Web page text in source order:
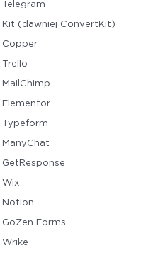
Telegram
Kit (dawniej ConvertKit)
Copper
Trello
MailChimp
Elementor
Typeform
ManyChat
GetResponse
Wix
Notion
GoZen Forms
Wrike